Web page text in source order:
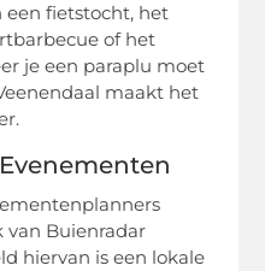
fietstocht, het
of het
je een paraplu moet
maakt het
van Buienradar
hiervan is een lokale